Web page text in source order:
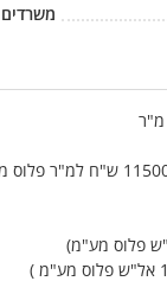
משרדים